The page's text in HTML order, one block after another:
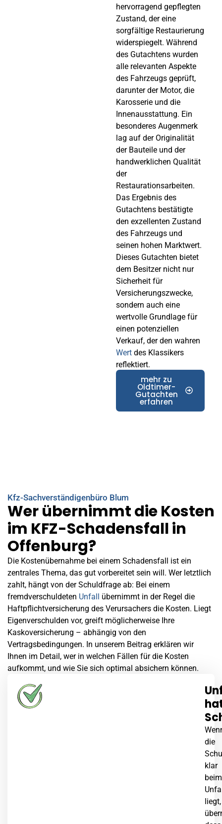
hervorragend gepflegten
Zustand, der eine
sorgfältige Restaurierung
widerspiegelt. Während
des Gutachtens wurden
alle relevanten Aspekte
des Fahrzeugs geprüft,
darunter der Motor, die
Karosserie und die
Innenausstattung. Ein
besonderes Augenmerk
lag auf der Originalität
der Bauteile und der
handwerklichen Qualität
der
Restaurationsarbeiten.
Das Ergebnis des
Gutachtens bestätigte
den exzellenten Zustand
des Fahrzeugs und
seinen hohen Marktwert.
Dieses Gutachten bietet
dem Besitzer nicht nur
Sicherheit für
Versicherungszwecke,
sondern auch eine
wertvolle Grundlage für
einen potenziellen
Verkauf, der den wahren
Wertdes Klassikers
reflektiert.
mehr zu
Oldtimer-
Gutachten
erfahren
Kfz-Sachverständigenbüro Blum
Wer übernimmt die Kosten
im KFZ-Schadensfall in
Offenburg?
Die Kostenübernahme bei einem Schadensfall ist ein
zentrales Thema, das gut vorbereitet sein will. Wer letztlich
zahlt, hängt von der Schuldfrage ab: Bei einem
fremdverschuldeten Unfall
übernimmt in der Regel die
Haftpflichtversicherung des Verursachers die Kosten. Liegt
Eigenverschulden vor, greift möglicherweise Ihre
Kaskoversicherung – abhängig von den
Vertragsbedingungen. In unserem Beitrag erklären wir
Ihnen im Detail, wer in welchen Fällen für die Kosten
aufkommt, und wie Sie sich optimal absichern können.
die
klar
beim
liegt,